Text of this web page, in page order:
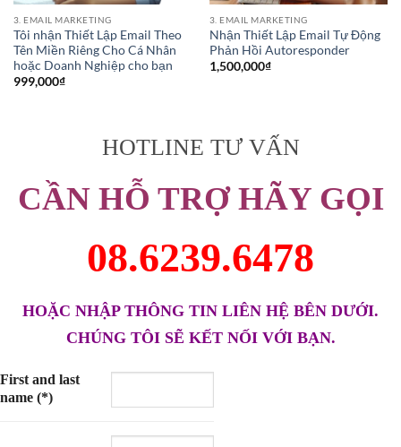
3. EMAIL MARKETING
Tôi nhận Thiết Lập Email Theo
Tên Miền Riêng Cho Cá Nhân
hoặc Doanh Nghiệp cho bạn
999,000₫
3. EMAIL MARKETING
Nhận Thiết Lập Email Tự Động
Phản Hồi Autoresponder
1,500,000₫
HOTLINE TƯ VẤN
CẦN HỖ TRỢ HÃY GỌI
08.6239.6478
HOẶC NHẬP THÔNG TIN LIÊN HỆ BÊN DƯỚI.
CHÚNG TÔI SẼ KẾT NỐI VỚI BẠN.
First and last
name (*)